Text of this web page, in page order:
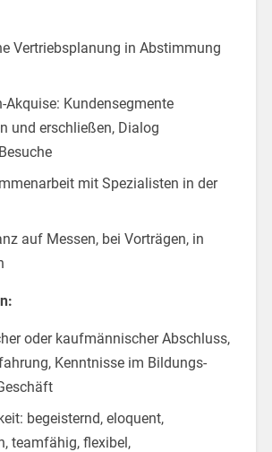
Vertriebsplanung in Abstimmung
Akquise: Kundensegmente
und erschließen, Dialog
mit Spezialisten in der
auf Messen, bei Vorträgen, in
oder kaufmännischer Abschluss,
Kenntnisse im Bildungs-
begeisternd, eloquent,
teamfähig, flexibel,